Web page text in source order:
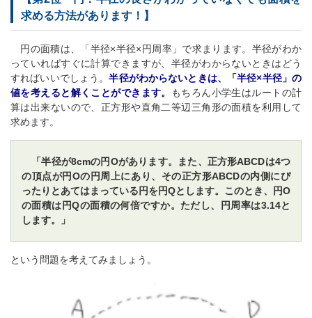
求める方法があります！】
円の面積は、「半径×半径×円周率」で求まります。半径がわか
っていればすぐに計算できますが、半径がわからないときはどう
すればいいでしょう。半径がわからないときは、「半径×半径」の
値を考えると解くことができます。
もちろん小学生はルートの計
算は出来ないので、正方形や直角二等辺三角形の面積を利用して
求めます。
「半径が8cmの円Oがあります。また、正方形ABCDは4つ
の頂点が円Oの円周上にあり、その正方形ABCDの内側にぴ
ったりとあてはまっている円を円Qとします。このとき、円O
の面積は円Qの面積の何倍ですか。ただし、円周率は3.14と
します。」
という問題を考えてみましょう。